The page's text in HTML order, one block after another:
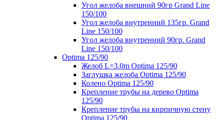
Угол желоба внешний 90гр Grand Line
150/100
Угол желоба внутренний 135гр. Grand
Line 150/100
Угол желоба внутренний 90гр. Grand
Line 150/100
Optima 125/90
Желоб L=3.0m Optima 125/90
Заглушка желоба Optima 125/90
Колено Optima 125/90
Крепление трубы на дерево Optima
125/90
Крепление трубы на кирпичную стену
Optima 125/90